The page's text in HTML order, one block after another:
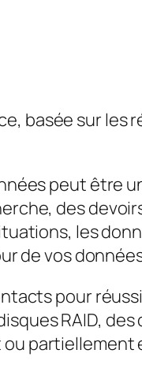
basée sur les
peut être
des
les
de vos
pour
RAID,
partiellement